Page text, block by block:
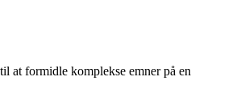
at formidle komplekse emner på en